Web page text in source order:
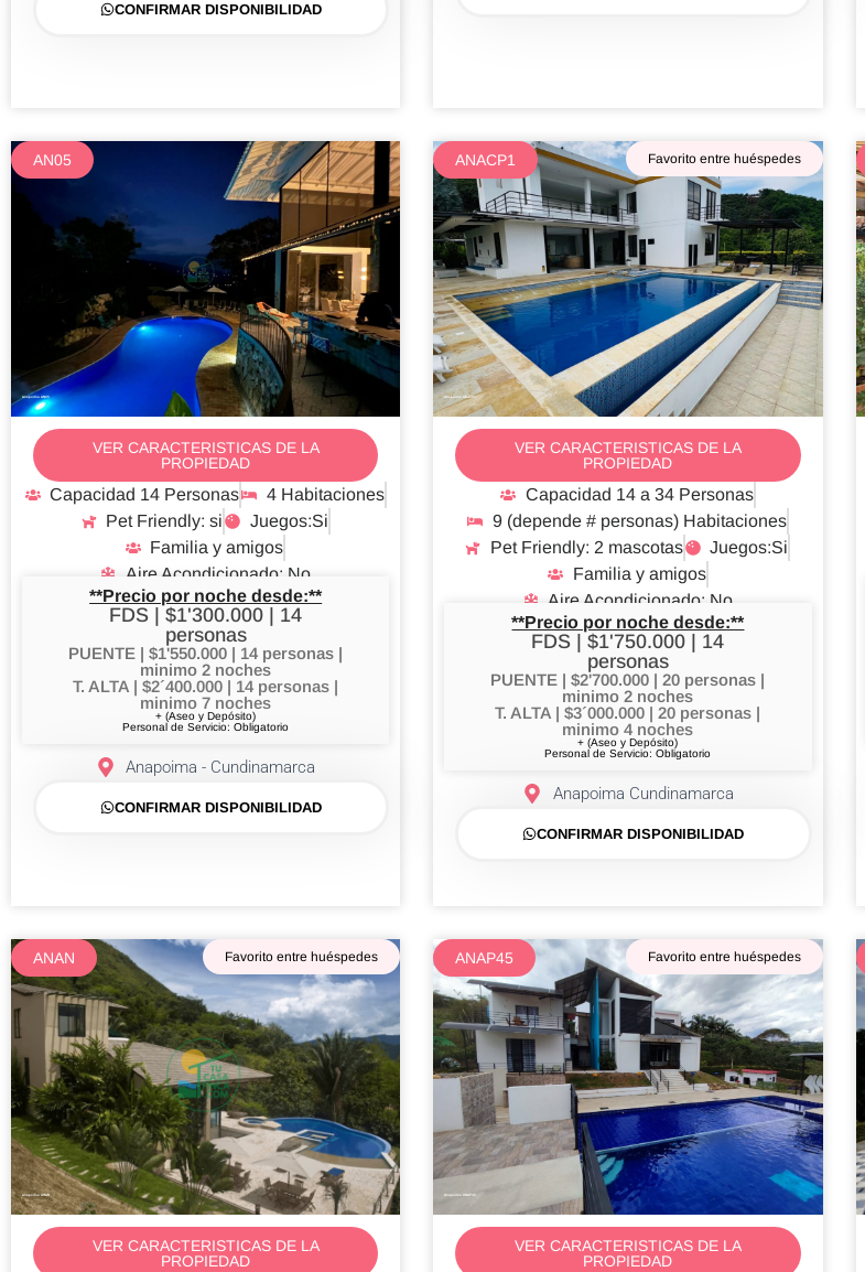
CONFIRMAR DISPONIBILIDAD
AN05
Anapoima AN05
VER CARACTERISTICAS DE LA
PROPIEDAD
Capacidad 14 Personas
4 Habitaciones
Pet Friendly: si
Juegos:Si
Familia y amigos
Aire Acondicionado: No
**Precio por noche desde:**
FDS | $1'300.000 | 14
personas
PUENTE | $1'550.000 | 14 personas |
minimo 2 noches
T. ALTA | $2´400.000 | 14 personas |
minimo 7 noches
+ (Aseo y Depósito)
Personal de Servicio: Obligatorio
Anapoima - Cundinamarca
CONFIRMAR DISPONIBILIDAD
ANACP1 Favorito entre huéspedes
Anapoima ANACP1
VER CARACTERISTICAS DE LA
PROPIEDAD
Capacidad 14 a 34 Personas
9 (depende # personas) Habitaciones
Pet Friendly: 2 mascotas
Juegos:Si
Familia y amigos
Aire Acondicionado: No
**Precio por noche desde:**
FDS | $1'750.000 | 14
personas
PUENTE | $2'700.000 | 20 personas |
minimo 2 noches
T. ALTA | $3´000.000 | 20 personas |
minimo 4 noches
+ (Aseo y Depósito)
Personal de Servicio: Obligatorio
Anapoima Cundinamarca
CONFIRMAR DISPONIBILIDAD
ANAN Favorito entre huéspedes
Anapoima ANAN
VER CARACTERISTICAS DE LA
PROPIEDAD
ANAP45 Favorito entre huéspedes
Anapoima ANAP45
VER CARACTERISTICAS DE LA
PROPIEDAD